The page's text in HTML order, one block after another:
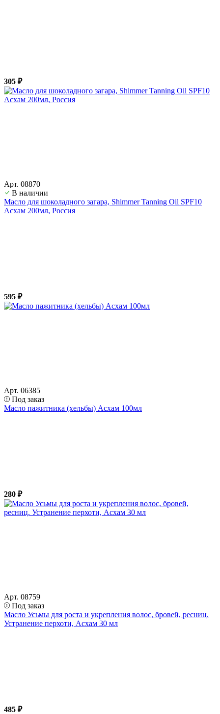
305 ₽
Арт. 08870
В наличии
Масло для шоколадного загара, Shimmer Tanning Oil SPF10
Асхам 200мл, Россия
595 ₽
Арт. 06385
Под заказ
Масло пажитника (хельбы) Асхам 100мл
280 ₽
Арт. 08759
Под заказ
Масло Усьмы для роста и укрепления волос, бровей, ресниц.
Устранение перхоти, Асхам 30 мл
485 ₽